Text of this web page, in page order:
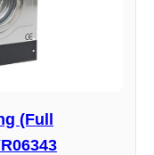
(Full